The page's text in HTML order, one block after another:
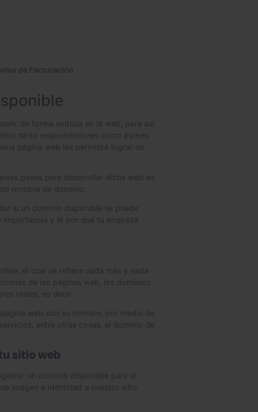
de Facturación
de forma exitosa en la web, para así
tanto emprendedores como pymes
página web les permitirá lograr de
pasos para desarrollar dicha web es
nombre de dominio.
si un dominio disponible se puede
y el por qué tu empresa
el cual se refiere nada más y nada
de las páginas web, los dominios
reales, es decir
web con su nombre, por medio de
entre otras cosas, el dominio de
sitio web
un dominio disponible para el
imagen e identidad a nuestro sitio